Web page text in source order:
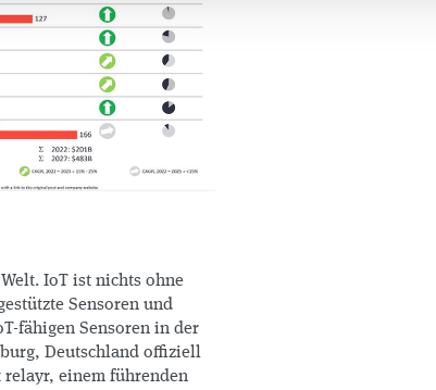
IoT ist nichts ohne
Sensoren und
fähigen Sensoren in der
Deutschland offiziell
einem führenden